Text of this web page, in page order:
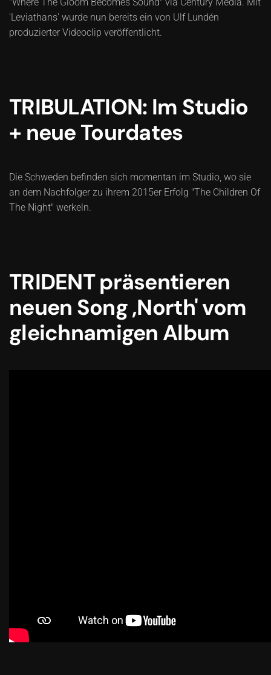
'Leviathans' wurde nun bereits ein von Ulf Lundén
produzierter Videoclip veröffentlicht.
TRIBULATION: Im Studio
+ neue Tourdates
Die Schweden befinden sich momentan im Studio, wo sie
an dem Nachfolger zu ihrem 2015er Erfolg "The Children Of
The Night" werkeln.
TRIDENT präsentieren
neuen Song ,North' vom
gleichnamigen Album